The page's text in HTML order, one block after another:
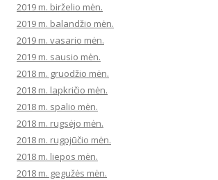
2019 m. birželio mėn.
2019 m. balandžio mėn.
2019 m. vasario mėn.
2019 m. sausio mėn.
2018 m. gruodžio mėn.
2018 m. lapkričio mėn.
2018 m. spalio mėn.
2018 m. rugsėjo mėn.
2018 m. rugpjūčio mėn.
2018 m. liepos mėn.
2018 m. gegužės mėn.